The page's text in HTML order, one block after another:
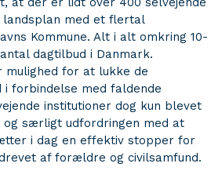
med et flertal
Kommune. Alt i alt omkring 10-
dagtilbud i Danmark.
mulighed for at lukke de
i forbindelse med faldende
institutioner dog kun blevet
særligt udfordringen med at
i dag en effektiv stopper for
af forældre og civilsamfund.